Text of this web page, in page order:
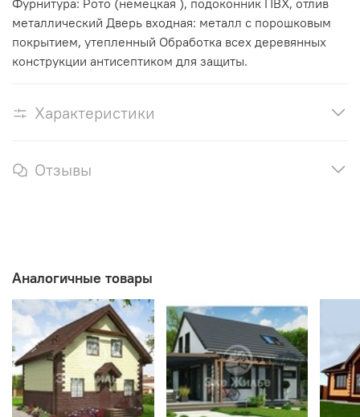
металлический Дверь входная: металл с порошковым
покрытием, утепленный Обработка всех деревянных
конструкции антисептиком для защиты.
Характеристики
Отзывы
Аналогичные товары